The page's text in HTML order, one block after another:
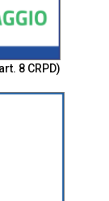
8 CRPD)